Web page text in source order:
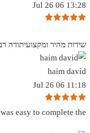
13:28 06 Jul 26
שירות מהיר ומקצועיתודה
haim david
11:18 06 Jul 26
easy to complete the